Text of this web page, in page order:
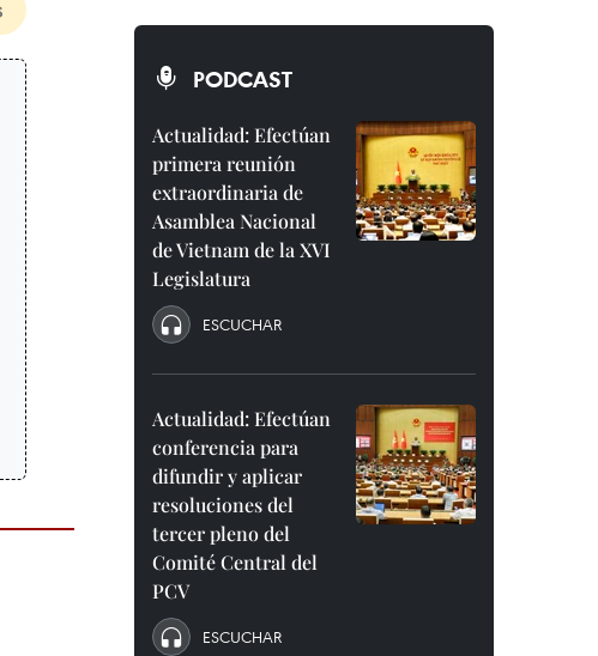
PODCAST
Actualidad: Efectúan
primera reunión
extraordinaria de
Asamblea Nacional
de Vietnam de la XVI
Legislatura
ESCUCHAR
Actualidad: Efectúan
conferencia para
difundir y aplicar
resoluciones del
tercer pleno del
Comité Central del
PCV
ESCUCHAR